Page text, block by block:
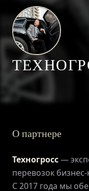
О партнере
Техногросс—
перевозок
С 2017 года мы